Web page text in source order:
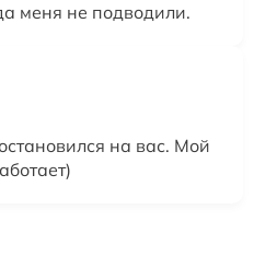
меня не подводили.
на вас. Мой